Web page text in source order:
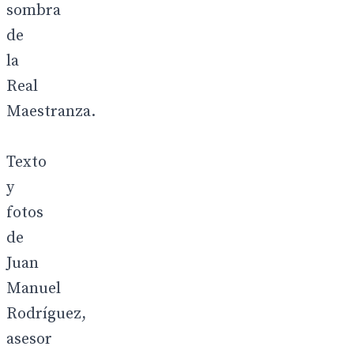
sombra
de
la
Real
Maestranza.
Texto
y
fotos
de
Juan
Manuel
Rodríguez,
asesor